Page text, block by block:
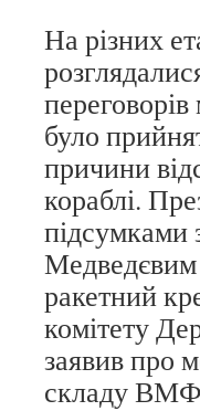
На різних
було
причини
кораблі.
підсумками
Медведєвим
ракетний
комітету
заявив про
складу